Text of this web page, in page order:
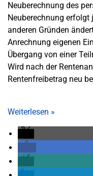
Neuberechnung des
Neuberechnung erfolgt
anderen Gründen
Anrechnung eigenen
Übergang von einer
Wird nach der
Rentenfreibetrag neu
Weiterlesen »